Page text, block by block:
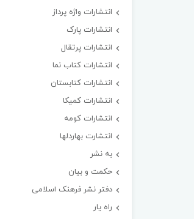
انتشارات واژه پرداز
انتشارات پارک
انتشارات پرتقال
انتشارات کتاب نما
انتشارات کتابستان
انتشارات کمیکا
انتشارات کومه
انتشارت بهاردلها
به نشر
حکمت و بیان
دفتر نشر فرهنک اسلامی
راه یار